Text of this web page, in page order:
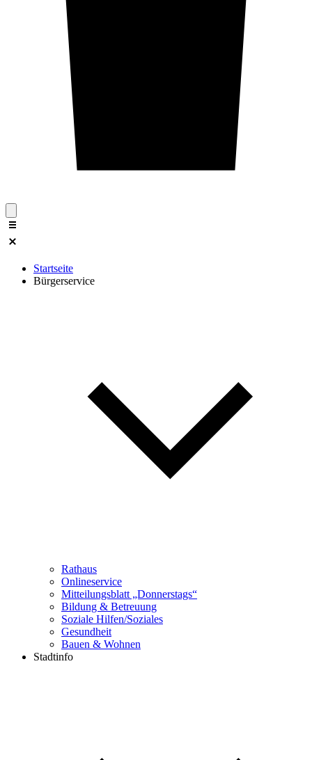
Startseite
Bürgerservice
Rathaus
Onlineservice
Mitteilungsblatt „Donnerstags“
Bildung & Betreuung
Soziale Hilfen/Soziales
Gesundheit
Bauen & Wohnen
Stadtinfo